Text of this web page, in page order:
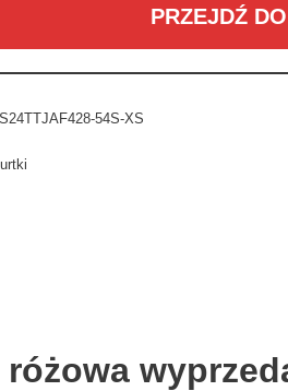
PRZEJDŹ
54S-XS